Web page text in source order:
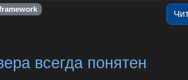
всегда понятен